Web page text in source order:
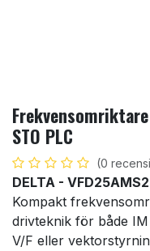
STO PLC
(0
DELTA -
Kompakt
drivteknik för både
V/F eller